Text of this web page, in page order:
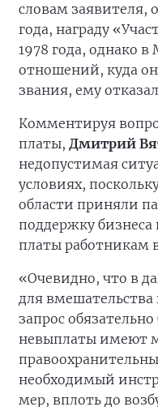
словам заявителя,
года, награду
1978 года, однако
отношений, куда
звания, ему
Комментируя
платы, Дмитрий
недопустимая
условиях,
области приняли
поддержку бизнеса
платы работникам
«Очевидно, что в
для вмешательства
запрос
невыплаты имеют
необходимый
мер, вплоть до